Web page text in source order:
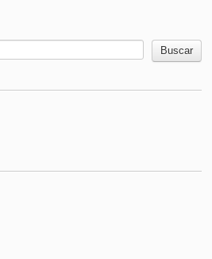
Buscar